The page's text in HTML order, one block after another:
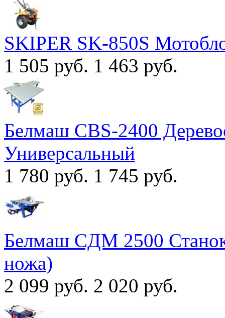
SKIPER SK-850S
1 505 руб. 1 463 руб.
Белмаш CBS-2400
Универсальный
1 780 руб. 1 745 руб.
Белмаш CДМ 2500
ножа)
2 099 руб. 2 020 руб.